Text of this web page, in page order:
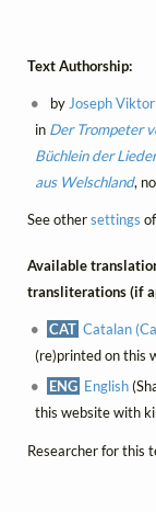
Text Authorship:
by Joseph
in Der Trompeter
Büchlein der Lieder
aus Welschland,
See othersettings
Available
transliterations (if
CAT Catalan
(re)printed on this
ENG English
this website with
Researcher for this